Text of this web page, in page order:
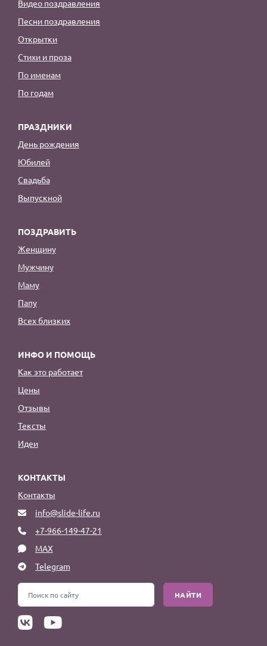
Видео поздравления
Песни поздравления
Открытки
Стихи и проза
По именам
По годам
ПРАЗДНИКИ
День рождения
Юбилей
Свадьба
Выпускной
ПОЗДРАВИТЬ
Женщину
Мужчину
Маму
Папу
Всех близких
ИНФО И ПОМОЩЬ
Как это работает
Цены
Отзывы
Тексты
Идеи
КОНТАКТЫ
Контакты
info@slide-life.ru
+7-966-149-47-21
MAX
Telegram
НАЙТИ